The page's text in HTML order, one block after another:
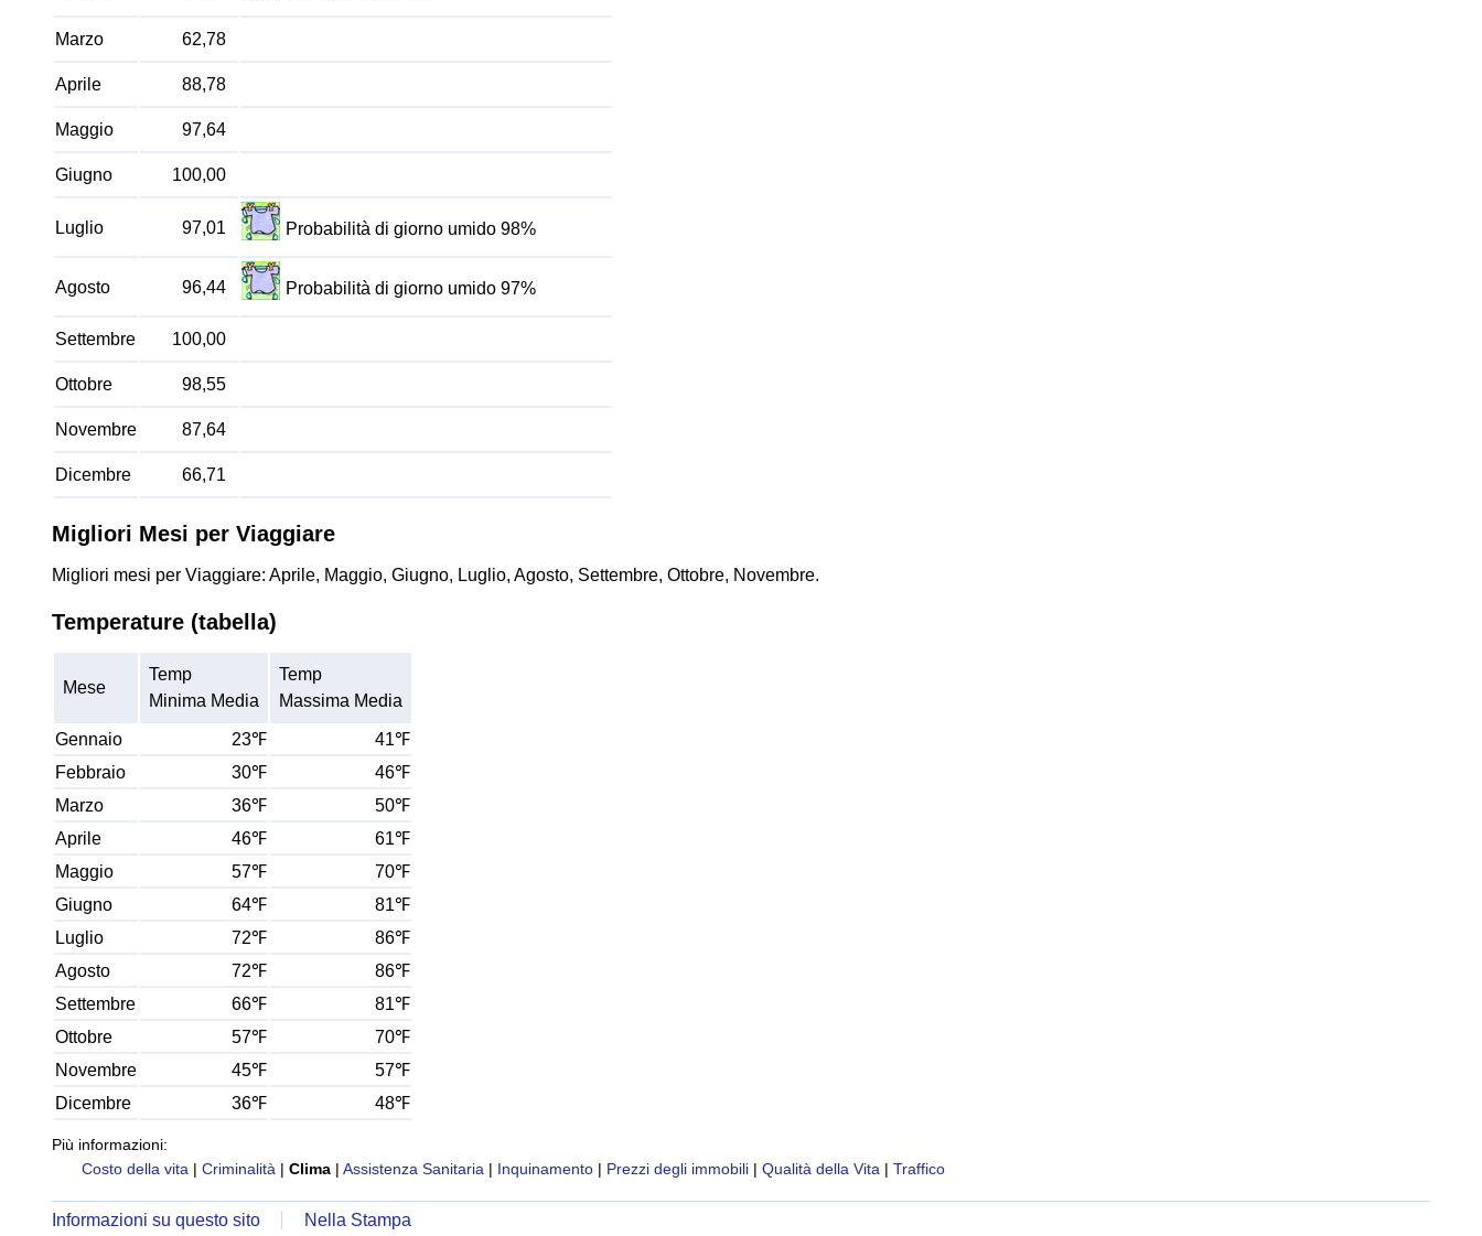
Marzo 62,78
Aprile 88,78
Maggio 97,64
Giugno 100,00
Luglio 97,01 Probabilità di giorno umido 98%
Agosto 96,44 Probabilità di giorno umido 97%
Settembre 100,00
Ottobre 98,55
Novembre 87,64
Dicembre 66,71
Migliori Mesi per Viaggiare
Migliori mesi per Viaggiare: Aprile, Maggio, Giugno, Luglio, Agosto, Settembre, Ottobre, Novembre.
Temperature (tabella)
Mese
Temp
Minima Media
Temp
Massima Media
Gennaio 23℉
41℉
Febbraio
30℉
46℉
Marzo
36℉
50℉
Aprile
46℉
61℉
Maggio
57℉
70℉
Giugno
64℉
81℉
Luglio
72℉
86℉
Agosto
72℉
86℉
Settembre
66℉
81℉
Ottobre
57℉
70℉
Novembre
45℉
57℉
Dicembre
36℉ 48℉
Più informazioni:
Costo della vita | Criminalità | Clima | Assistenza Sanitaria | Inquinamento | Prezzi degli immobili | Qualità della Vita | Traffico
Informazioni su questo sito Nella Stampa